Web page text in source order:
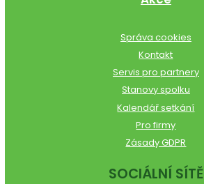
Správa cookies
Kontakt
Servis pro partnery
Stanovy spolku
Kalendář setkání
Pro firmy
Zásady GDPR
SOCIÁLNÍ SÍTĚ